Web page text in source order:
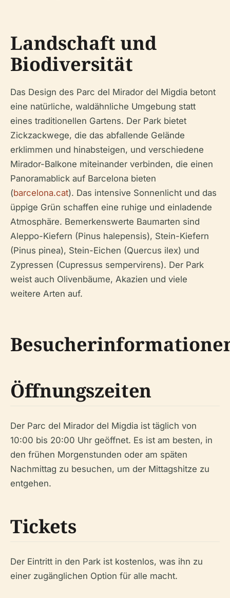
Landschaft und
Biodiversität
Das Design des Parc del Mirador del Migdia betont
eine natürliche, waldähnliche Umgebung statt
eines traditionellen Gartens. Der Park bietet
Zickzackwege, die das abfallende Gelände
erklimmen und hinabsteigen, und verschiedene
Mirador-Balkone miteinander verbinden, die einen
Panoramablick auf Barcelona bieten
(barcelona.cat). Das intensive Sonnenlicht und das
üppige Grün schaffen eine ruhige und einladende
Atmosphäre. Bemerkenswerte Baumarten sind
Aleppo-Kiefern (Pinus halepensis), Stein-Kiefern
(Pinus pinea), Stein-Eichen (Quercus ilex) und
Zypressen (Cupressus sempervirens). Der Park
weist auch Olivenbäume, Akazien und viele
weitere Arten auf.
Öffnungszeiten
Der Parc del Mirador del Migdia ist täglich von
10:00 bis 20:00 Uhr geöffnet. Es ist am besten, in
den frühen Morgenstunden oder am späten
Nachmittag zu besuchen, um der Mittagshitze zu
entgehen.
Tickets
Der Eintritt in den Park ist kostenlos, was ihn zu
einer zugänglichen Option für alle macht.